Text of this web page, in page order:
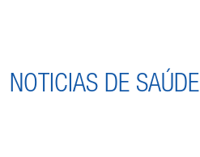
NOTICIAS DE SAÚDE